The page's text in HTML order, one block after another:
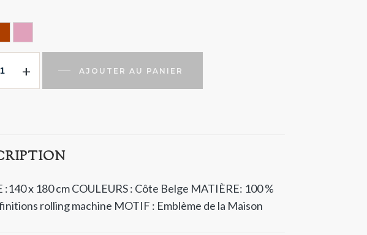
COAST
PROVENCE
+ AJOUTER AU PANIER
:140 x 180 cmCOULEURS : Côte Belge MATIÈRE: 100 %
rolling machine MOTIF : Emblème de la Maison